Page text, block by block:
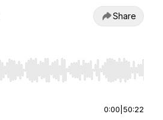
Share
Right to seek, Home/End to jump to
0:00 50:22